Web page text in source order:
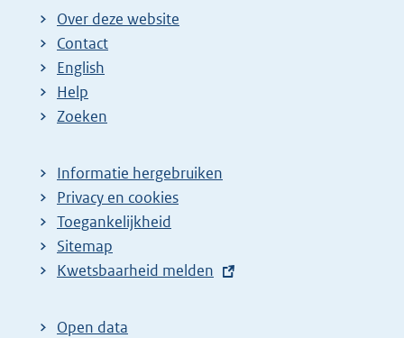
Over deze website
Contact
English
Help
Zoeken
Informatie hergebruiken
Privacy en cookies
Toegankelijkheid
Sitemap
E
t
Kwetsbaarheid melden
Open data